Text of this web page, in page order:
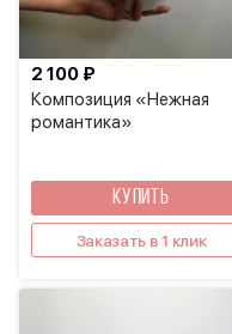
Композиция «Нежная
романтика»
2 100 ₽
КУПИТЬ
Заказать в 1 клик